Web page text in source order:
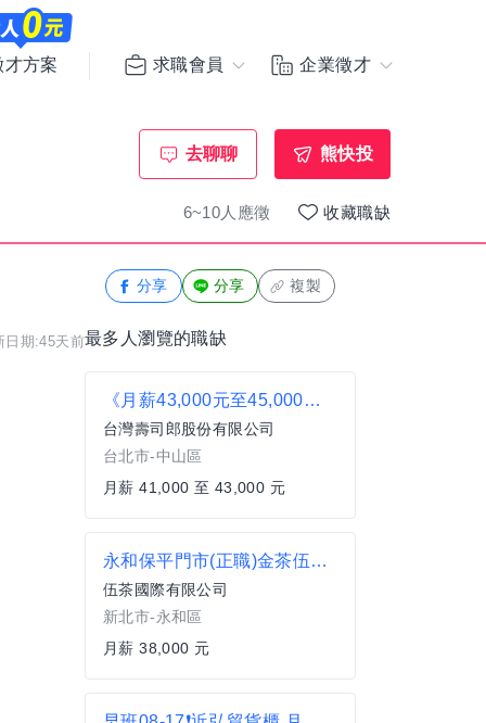
才方案 求職會員 企業徵才
去聊聊 熊快投
6~10人應徵 收藏職缺
日期:45天前
分享 分享 複製
最多人瀏覽的職缺
《月薪43,000元至45,000元》【日商壽司郎】台北民權建國店-正職人員★歡迎二度就業、無經驗者★
台灣壽司郎股份有限公司
台北市-中山區
月薪 41,000 至 43,000 元
永和保平門市(正職)金茶伍連鎖茶飲
伍茶國際有限公司
新北市-永和區
月薪 38,000 元